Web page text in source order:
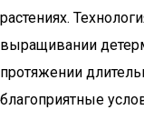
растениях.
выращивании
протяжении
благоприятные